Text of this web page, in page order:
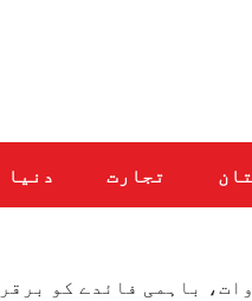
تجارت دنیا
باہمی فائدے کو